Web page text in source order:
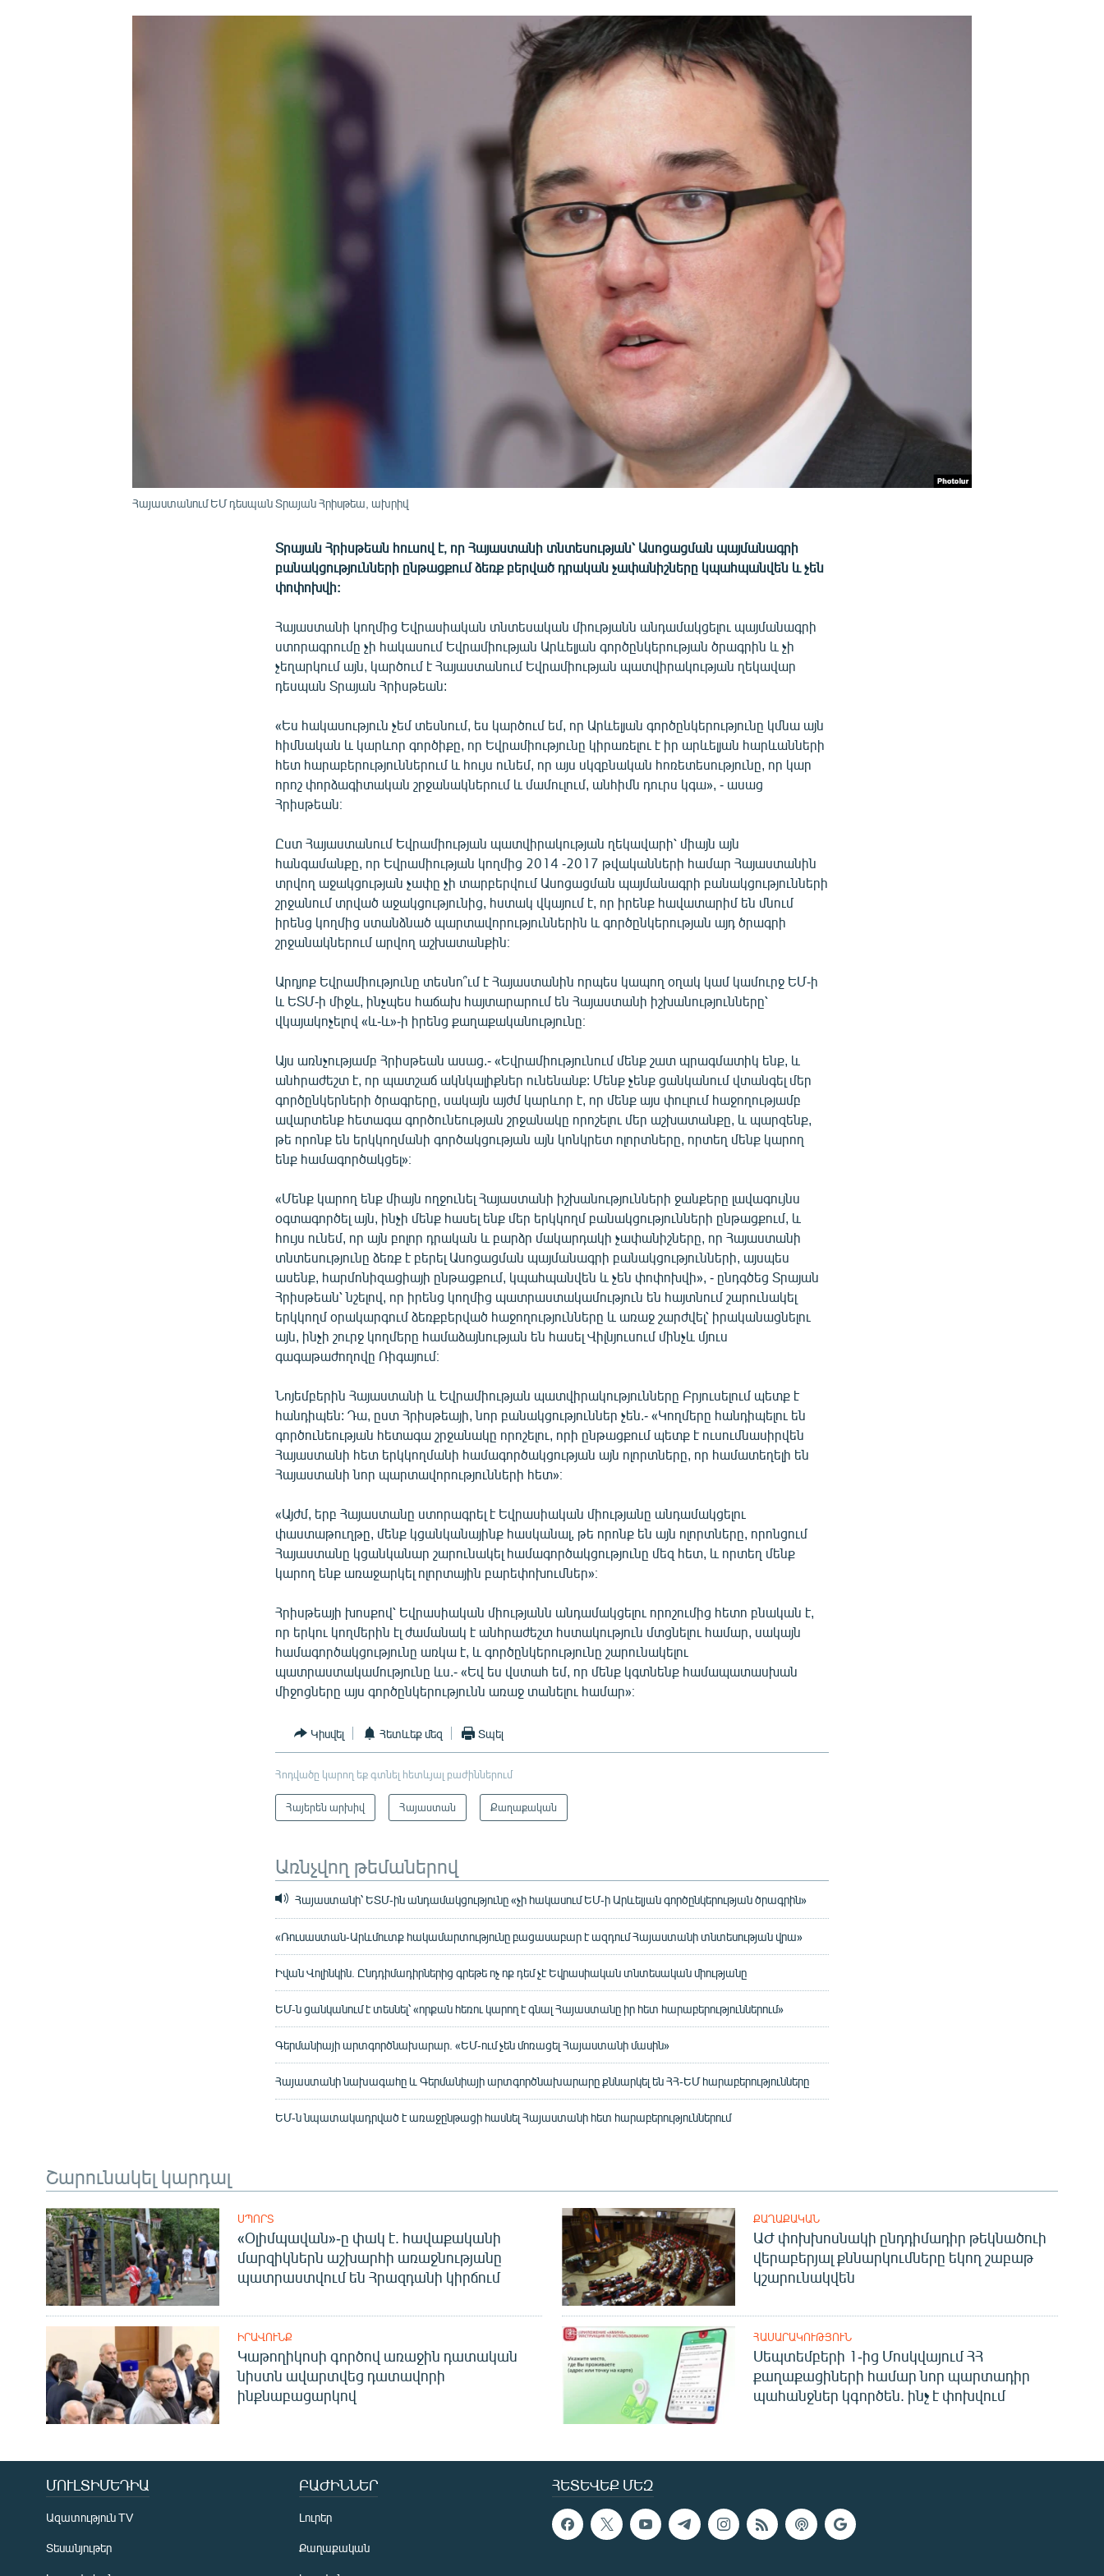
Հայաստանում ԵՄ դեսպան Տրայան Հրիսթեա, ախրիվ
Տրայան Հրիսթեան հուսով է, որ Հայաստանի տնտեսության՝ Ասոցացման պայմանագրի
բանակցությունների ընթացքում ձեռք բերված դրական չափանիշները կպահպանվեն և չեն
փոփոխվի:
Հայաստանի կողմից Եվրասիական տնտեսական միությանն անդամակցելու պայմանագրի
ստորագրումը չի հակասում Եվրամիության Արևելյան գործընկերության ծրագրին և չի
չեղարկում այն, կարծում է Հայաստանում Եվրամիության պատվիրակության ղեկավար
դեսպան Տրայան Հրիսթեան:
«Ես հակասություն չեմ տեսնում, ես կարծում եմ, որ Արևելյան գործընկերությունը կմնա այն
հիմնական և կարևոր գործիքը, որ Եվրամիությունը կիրառելու է իր արևելյան հարևանների
հետ հարաբերություններում և հույս ունեմ, որ այս սկզբնական հոռետեսությունը, որ կար
որոշ փորձագիտական շրջանակներում և մամուլում, անհիմն դուրս կգա», - ասաց
Հրիսթեան։
Ըստ Հայաստանում Եվրամիության պատվիրակության ղեկավարի՝ միայն այն
հանգամանքը, որ Եվրամիության կողմից 2014 -2017 թվականների համար Հայաստանին
տրվող աջակցության չափը չի տարբերվում Ասոցացման պայմանագրի բանակցությունների
շրջանում տրված աջակցությունից, հստակ վկայում է, որ իրենք հավատարիմ են մնում
իրենց կողմից ստանձնած պարտավորություններին և գործընկերության այդ ծրագրի
շրջանակներում արվող աշխատանքին։
Արդյոք Եվրամիությունը տեսնո՞ւմ է Հայաստանին որպես կապող օղակ կամ կամուրջ ԵՄ-ի
և ԵՏՄ-ի միջև, ինչպես հաճախ հայտարարում են Հայաստանի իշխանությունները՝
վկայակոչելով «և-և»-ի իրենց քաղաքականությունը։
Այս առնչությամբ Հրիսթեան ասաց.- «Եվրամիությունում մենք շատ պրագմատիկ ենք, և
անհրաժեշտ է, որ պատշաճ ակնկալիքներ ունենանք: Մենք չենք ցանկանում վտանգել մեր
գործընկերների ծրագրերը, սակայն այժմ կարևոր է, որ մենք այս փուլում հաջողությամբ
ավարտենք հետագա գործունեության շրջանակը որոշելու մեր աշխատանքը, և պարզենք,
թե որոնք են երկկողմանի գործակցության այն կոնկրետ ոլորտները, որտեղ մենք կարող
ենք համագործակցել»։
«Մենք կարող ենք միայն ողջունել Հայաստանի իշխանությունների ջանքերը լավագույնս
օգտագործել այն, ինչի մենք հասել ենք մեր երկկողմ բանակցությունների ընթացքում, և
հույս ունեմ, որ այն բոլոր դրական և բարձր մակարդակի չափանիշները, որ Հայաստանի
տնտեսությունը ձեռք է բերել Ասոցացման պայմանագրի բանակցությունների, այսպես
ասենք, հարմոնիզացիայի ընթացքում, կպահպանվեն և չեն փոփոխվի», - ընդգծեց Տրայան
Հրիսթեան՝ նշելով, որ իրենց կողմից պատրաստակամություն են հայտնում շարունակել
երկկողմ օրակարգում ձեռքբերված հաջողությունները և առաջ շարժվել՝ իրականացնելու
այն, ինչի շուրջ կողմերը համաձայնության են հասել Վիլնյուսում մինչև մյուս
գագաթաժողովը Ռիգայում։
Նոյեմբերին Հայաստանի և Եվրամիության պատվիրակությունները Բրյուսելում պետք է
հանդիպեն: Դա, ըստ Հրիսթեայի, նոր բանակցություններ չեն.- «Կողմերը հանդիպելու են
գործունեության հետագա շրջանակը որոշելու, որի ընթացքում պետք է ուսումնասիրվեն
Հայաստանի հետ երկկողմանի համագործակցության այն ոլորտները, որ համատեղելի են
Հայաստանի նոր պարտավորությունների հետ»։
«Այժմ, երբ Հայաստանը ստորագրել է Եվրասիական միությանը անդամակցելու
փաստաթուղթը, մենք կցանկանայինք հասկանալ, թե որոնք են այն ոլորտները, որոնցում
Հայաստանը կցանկանար շարունակել համագործակցությունը մեզ հետ, և որտեղ մենք
կարող ենք առաջարկել ոլորտային բարեփոխումներ»։
Հրիսթեայի խոսքով՝ Եվրասիական միությանն անդամակցելու որոշումից հետո բնական է,
որ երկու կողմերին էլ ժամանակ է անհրաժեշտ հստակություն մտցնելու համար, սակայն
համագործակցությունը առկա է, և գործընկերությունը շարունակելու
պատրաստակամությունը ևս.- «Եվ ես վստահ եմ, որ մենք կգտնենք համապատասխան
միջոցները այս գործընկերությունն առաջ տանելու համար»։
Կիսվել Հետևեք մեզ Տպել
Հոդվածը կարող եք գտնել հետևյալ բաժիններում
Հայերեն արխիվ Հայաստան Քաղաքական
Առնչվող թեմաներով
Հայաստանի՝ ԵՏՄ-ին անդամակցությունը «չի հակասում ԵՄ-ի Արևելյան գործընկերության ծրագրին»
«Ռուսաստան-Արևմուտք հակամարտությունը բացասաբար է ազդում Հայաստանի տնտեսության վրա»
Իվան Վոլինկին. Ընդդիմադիրներից գրեթե ոչ ոք դեմ չէ Եվրասիական տնտեսական միությանը
ԵՄ-ն ցանկանում է տեսնել՝ «որքան հեռու կարող է գնալ Հայաստանը իր հետ հարաբերություններում»
Գերմանիայի արտգործնախարար. «ԵՄ-ում չեն մոռացել Հայաստանի մասին»
Հայաստանի նախագահը և Գերմանիայի արտգործնախարարը քննարկել են ՀՀ-ԵՄ հարաբերությունները
ԵՄ-ն նպատակադրված է առաջընթացի հասնել Հայաստանի հետ հարաբերություններում
Շարունակել կարդալ
ՍՊՈՐՏ
«Օլիմպավան»-ը փակ է. հավաքականի
մարզիկներն աշխարհի առաջնությանը
պատրաստվում են Հրազդանի կիրճում
ՔԱՂԱՔԱԿԱՆ
ԱԺ փոխխոսնակի ընդդիմադիր թեկնածուի
վերաբերյալ քննարկումները եկող շաբաթ
կշարունակվեն
ԻՐԱՎՈՒՆՔ
Կաթողիկոսի գործով առաջին դատական
նիստն ավարտվեց դատավորի
ինքնաբացարկով
ՀԱՍԱՐԱԿՈՒԹՅՈՒՆ
Սեպտեմբերի 1-ից Մոսկվայում ՀՀ
քաղաքացիների համար նոր պարտադիր
պահանջներ կգործեն. ինչ է փոխվում
ՀԵՏԵՎԵՔ ՄԵԶ
ՄՈՒԼՏԻՄԵԴԻԱ
Ազատություն TV
Տեսանյութեր
ԲԱԺԻՆՆԵՐ
Լուրեր
Քաղաքական